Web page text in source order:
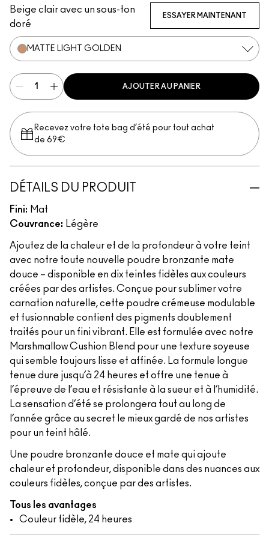
Beige clair avec un sous-ton
doré
ESSAYER MAINTENANT
MATTE LIGHT GOLDEN
AJOUTER AU PANIER
Recevez votre tote bag d’été pour tout achat
de 69€
DÉTAILS DU PRODUIT
Fini: Mat
Couvrance: Légère
Ajoutez de la chaleur et de la profondeur à votre teint
avec notre toute nouvelle poudre bronzante mate
douce – disponible en dix teintes fidèles aux couleurs
créées par des artistes. Conçue pour sublimer votre
carnation naturelle, cette poudre crémeuse modulable
et fusionnable contient des pigments doublement
traités pour un fini vibrant. Elle est formulée avec notre
Marshmallow Cushion Blend pour une texture soyeuse
qui semble toujours lisse et affinée. La formule longue
tenue dure jusqu’à 24 heures et offre une tenue à
l’épreuve de l’eau et résistante à la sueur et à l’humidité.
La sensation d’été se prolongera tout au long de
l’année grâce au secret le mieux gardé de nos artistes
pour un teint hâlé.
Une poudre bronzante douce et mate qui ajoute
chaleur et profondeur, disponible dans des nuances aux
couleurs fidèles, conçue par des artistes.
Tous les avantages
Couleur fidèle, 24 heures